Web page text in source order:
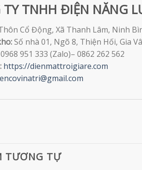
TY TNHH ĐIỆN NĂNG
Cổ Động, Xã Thanh Lâm, Ninh
Số nhà 01, Ngõ 8, Thiện Hối, Gia
0968 951 333 (Zalo)– 0862 262 562
https://dienmattroigiare.com
TƯƠNG TỰ